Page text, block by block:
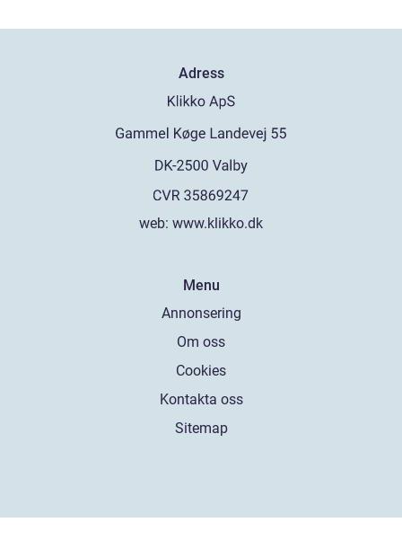
Adress
web: www.klikko.dk
Menu
Annonsering
Om oss
Cookies
Kontakta oss
Sitemap